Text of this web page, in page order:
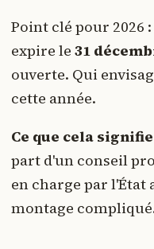
Point clé pour 2026
expire le 31
ouverte. Qui
cette année.
Ce que cela
part d'un conseil
en charge par
montage